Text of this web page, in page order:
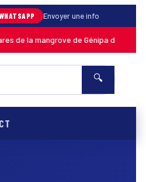
Envoyer une info
la mangrove de Génipa détruits, le feu
🔍